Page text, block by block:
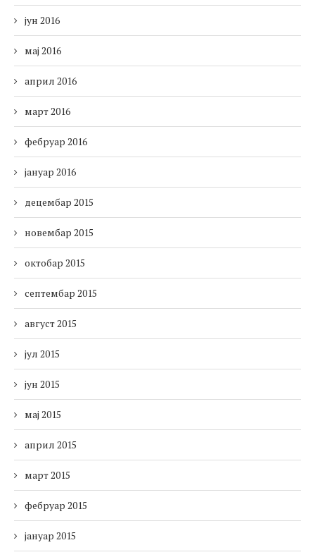
јун 2016
мај 2016
април 2016
март 2016
фебруар 2016
јануар 2016
децембар 2015
новембар 2015
октобар 2015
септембар 2015
август 2015
јул 2015
јун 2015
мај 2015
април 2015
март 2015
фебруар 2015
јануар 2015